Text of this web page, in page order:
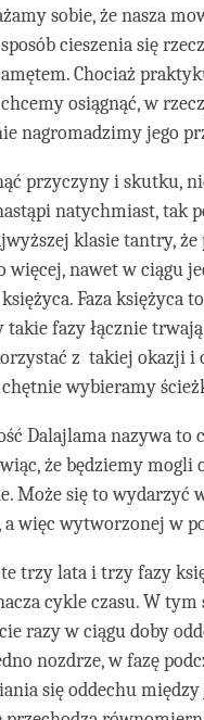
sobie, że nasza
cieszenia się
Chociaż
osiągnąć, w
nagromadzimy jego
przyczyny i skutku,
natychmiast, tak
klasie tantry,
więcej, nawet w ciągu
Faza księżyca
fazy łącznie
z takiej okazji i
chętnie wybieramy
Dalajlama nazywa to
że będziemy
Może się to wydarzyć
a więc wytworzonej w
trzy lata i trzy fazy
cykle czasu. W
razy w ciągu doby
nozdrze, w fazę
się oddechu